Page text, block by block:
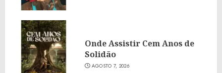
Onde Assistir Cem Anos de
Solidão
AGOSTO 7, 2026